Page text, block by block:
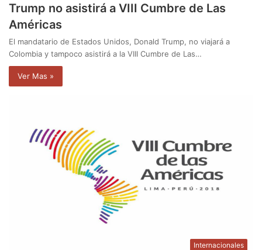
Trump no asistirá a VIII Cumbre de Las
Américas
El mandatario de Estados Unidos, Donald Trump, no viajará a
Colombia y tampoco asistirá a la VIII Cumbre de Las…
Ver Mas »
Internacionales